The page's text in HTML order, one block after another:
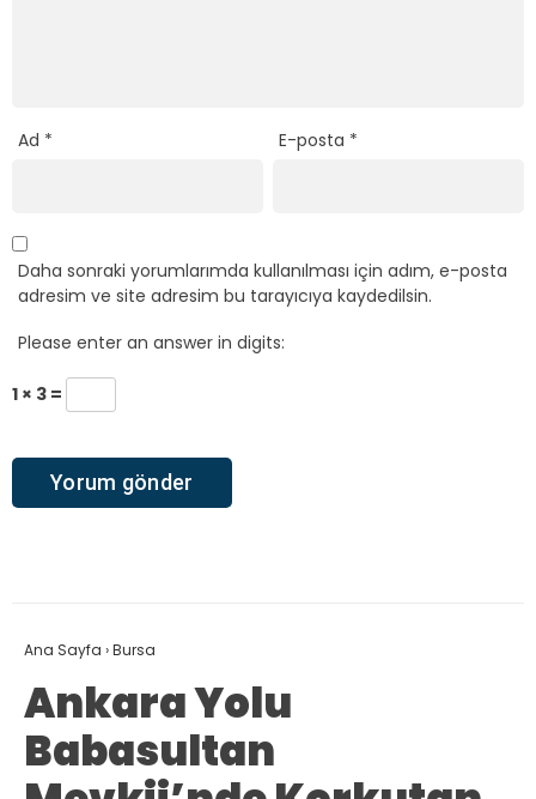
Ad * E-posta *
Daha sonraki yorumlarımda kullanılması için adım, e-posta
adresim ve site adresim bu tarayıcıya kaydedilsin.
Please enter an answer in digits:
1 × 3 =
Ana Sayfa ›Bursa
Ankara Yolu
Babasultan